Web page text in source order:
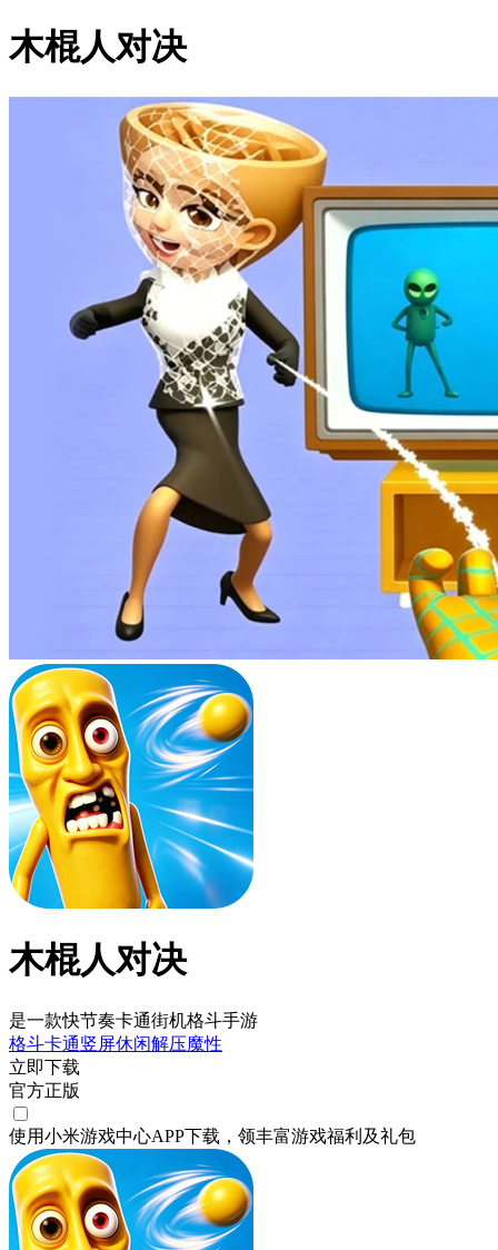
木棍人对决
木棍人对决
是一款快节奏卡通街机格斗手游
格斗卡通竖屏休闲解压魔性
立即下载
官方正版
使用小米游戏中心APP下载 ，领丰富游戏福利 及礼包